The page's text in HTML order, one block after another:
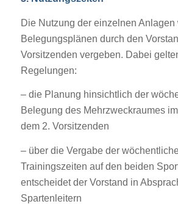
Die Nutzung der einzelnen Anlagen
Belegungsplänen durch den
Vorsitzenden vergeben. Dabei
Regelungen:
– die Planung hinsichtlich der
Belegung des Mehrzweckraumes
dem 2. Vorsitzenden
– über die Vergabe der
Trainingszeiten auf den beiden
entscheidet der Vorstand in
Spartenleitern